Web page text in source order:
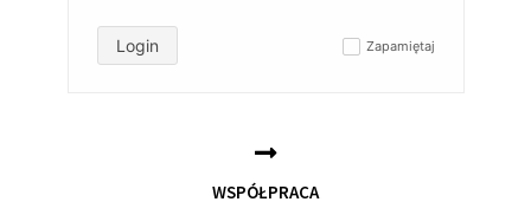
Zapamiętaj
Login
WSPÓŁPRACA